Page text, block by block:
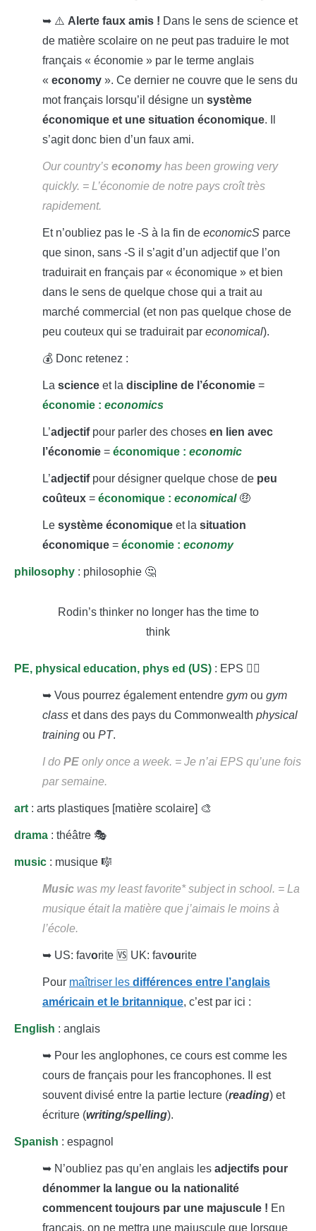
➥ ⚠️ Alerte faux amis ! Dans le sens de science et
de matière scolaire on ne peut pas traduire le mot
français « économie » par le terme anglais
« economy ». Ce dernier ne couvre que le sens du
mot français lorsqu’il désigne un système
économique et une situation économique. Il
s’agit donc bien d’un faux ami.
Our country’s economy has been growing very
quickly. = L’économie de notre pays croît très
rapidement.
Et n’oubliez pas le -S à la fin de economicS parce
que sinon, sans -S il s’agit d’un adjectif que l’on
traduirait en français par « économique » et bien
dans le sens de quelque chose qui a trait au
marché commercial (et non pas quelque chose de
peu couteux qui se traduirait par economical).
💰 Donc retenez :
La science et la discipline de l’économie =
économie : economics
L’adjectifpour parler des choses en lien avec
l’économie = économique : economic
L’adjectifpour désigner quelque chose de peu
coûteux = économique : economical 🤑
Le système économique et la situation
économique = économie : economy
philosophy : philosophie 🤔
Rodin’s thinker no longer has the time to
think
PE, physical education, phys ed (US) : EPS 🤸‍♀️
➥ Vous pourrez également entendre gym ou gym
class et dans des pays du Commonwealth physical
training ou PT.
I do PE only once a week. = Je n’ai EPS qu’une fois
par semaine.
art : arts plastiques [matière scolaire] 🎨
drama : théâtre 🎭
music : musique 🎼
Music was my least favorite* subject in school. = La
musique était la matière que j’aimais le moins à
l’école.
➥ US: favorite 🆚 UK: favourite
Pour maîtriser les différences entre l’anglais
américain et le britannique, c’est par ici :
English : anglais
➥ Pour les anglophones, ce cours est comme les
cours de français pour les francophones. Il est
souvent divisé entre la partie lecture (reading) et
écriture (writing/spelling).
Spanish : espagnol
➥ N’oubliez pas qu’en anglais les adjectifs pour
dénommer la langue ou la nationalité
commencent toujours par une majuscule ! En
français, on ne mettra une majuscule que lorsque